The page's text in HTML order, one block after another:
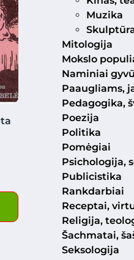
Muzika
Mitologija
Mokslo
Naminiai
Paaugliams,
Pedagogika,
Poezija
Politika
Pomėgiai
Psichologija,
Publicistika
Rankdarbiai
Receptai,
Religija,
Šachmatai,
Seksologija